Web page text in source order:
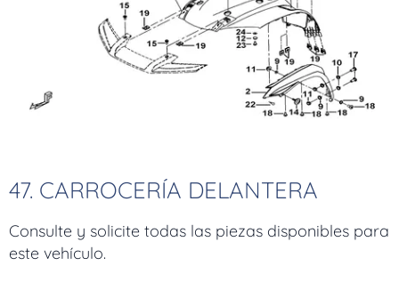
47. CARROCERÍA DELANTERA
Consulte y solicite todas las piezas disponibles para
este vehículo.